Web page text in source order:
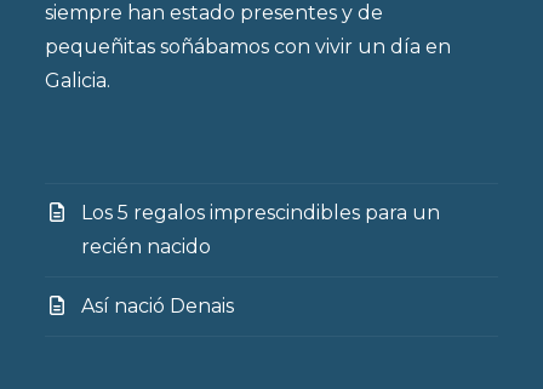
siempre han estado presentes y de
pequeñitas soñábamos con vivir un día en
Galicia.
Los 5 regalos imprescindibles para un
recién nacido
Así nació Denais